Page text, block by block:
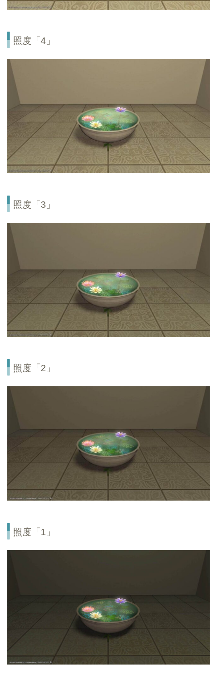
照度「4」
照度「3」
照度「2」
照度「1」